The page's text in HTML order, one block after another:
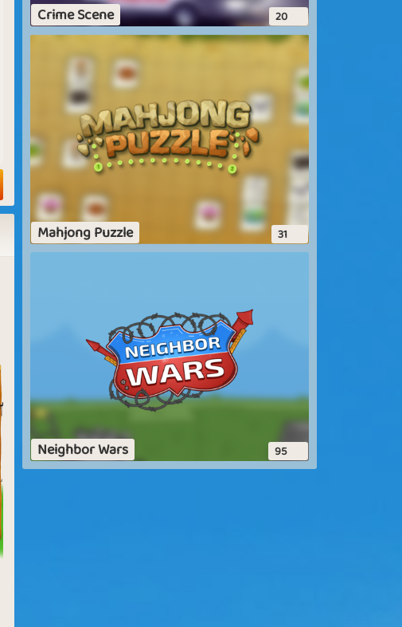
Ssiap59
balloon buster 3
jeu hyper prenant de nombreux gains à la
clef faites nous + de jeu comme celui là, ca
serait super encore merci playtopia pour ce
jeu
Afficher plus
Crime Scene 20
Mahjong Puzzle 31
Neighbor Wars 95